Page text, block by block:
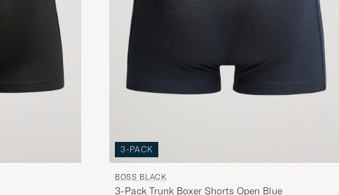
3-PACK
BOSS BLACK
3-Pack Trunk Boxer Shorts Open Blue